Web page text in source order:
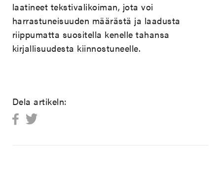
laatineet tekstivalikoiman, jota voi
harrastuneisuuden määrästä ja laadusta
riippumatta suositella kenelle tahansa
kirjallisuudesta kiinnostuneelle.
Dela artikeln: